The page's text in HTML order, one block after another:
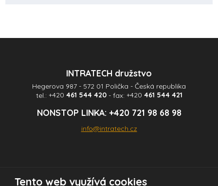
odeslat.
INTRATECH družstvo
Hegerova 987 - 572 01 Polička - Česká republika
tel.: +420 461 544 420- fax: +420 461 544 421
NONSTOP LINKA: +420 721 98 68 98
info@intratech.cz
© 2026 INTRATECH družstvo - všechna práva vyhrazena
Tento web využívá cookies